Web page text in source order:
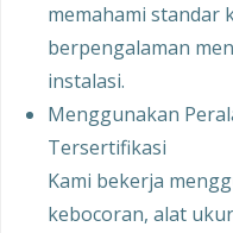
memahami standar
berpengalaman
instalasi.
Menggunakan
Tersertifikasi
Kami bekerja
kebocoran, alat